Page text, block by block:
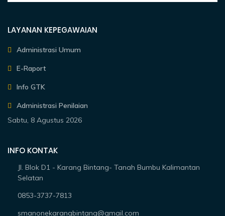
LAYANAN KEPEGAWAIAN
Administrasi Umum
E-Raport
Info GTK
Administrasi Penilaian
Sabtu, 8 Agustus 2026
INFO KONTAK
Jl. Blok D1 - Karang Bintang- Tanah Bumbu Kalimantan
Selatan
0853-3737-7813
smanonekarangbintang@gmail.com